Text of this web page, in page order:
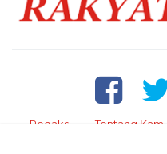
Redaksi Tentang Kami